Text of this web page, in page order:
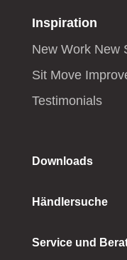
Inspiration
New Work New
Sit Move
Testimonials
Downloads
Händlersuche
Service und